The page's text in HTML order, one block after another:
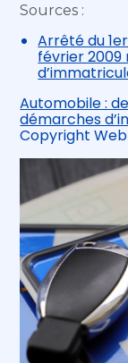
Sources :
Arrêté du
février 2009
Automobile :
démarches
Copyright